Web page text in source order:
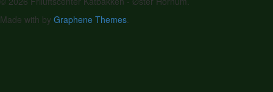
Made with by Graphene Themes.